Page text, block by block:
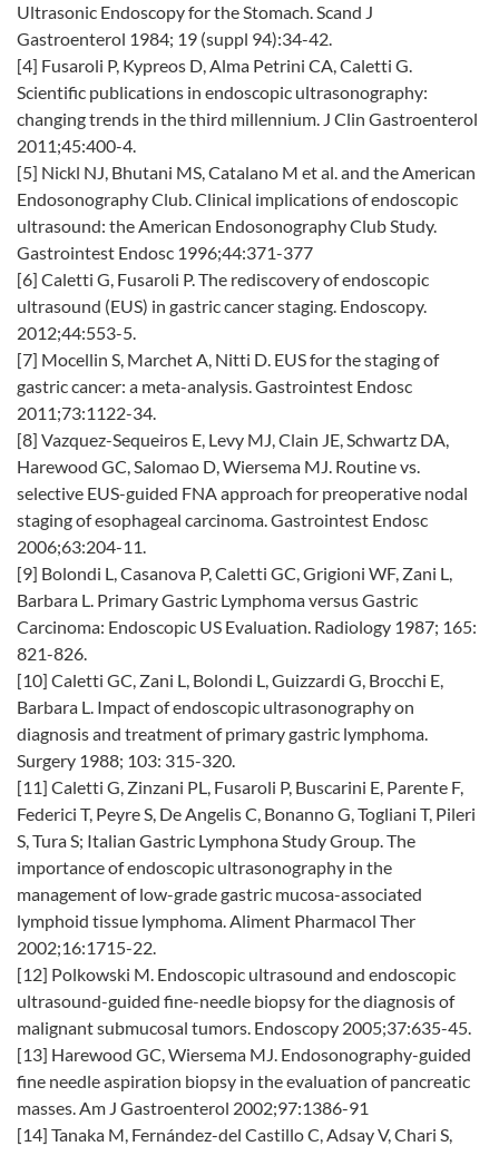
Ultrasonic Endoscopy for the Stomach. Scand J
Gastroenterol 1984; 19 (suppl 94):34-42.
[4] Fusaroli P, Kypreos D, Alma Petrini CA, Caletti G.
Scientific publications in endoscopic ultrasonography:
changing trends in the third millennium. J Clin Gastroenterol
2011;45:400-4.
[5] Nickl NJ, Bhutani MS, Catalano M et al. and the American
Endosonography Club. Clinical implications of endoscopic
ultrasound: the American Endosonography Club Study.
Gastrointest Endosc 1996;44:371-377
[6] Caletti G, Fusaroli P. The rediscovery of endoscopic
ultrasound (EUS) in gastric cancer staging. Endoscopy.
2012;44:553-5.
[7] Mocellin S, Marchet A, Nitti D. EUS for the staging of
gastric cancer: a meta-analysis. Gastrointest Endosc
2011;73:1122-34.
[8] Vazquez-Sequeiros E, Levy MJ, Clain JE, Schwartz DA,
Harewood GC, Salomao D, Wiersema MJ. Routine vs.
selective EUS-guided FNA approach for preoperative nodal
staging of esophageal carcinoma. Gastrointest Endosc
2006;63:204-11.
[9] Bolondi L, Casanova P, Caletti GC, Grigioni WF, Zani L,
Barbara L. Primary Gastric Lymphoma versus Gastric
Carcinoma: Endoscopic US Evaluation. Radiology 1987; 165:
821-826.
[10] Caletti GC, Zani L, Bolondi L, Guizzardi G, Brocchi E,
Barbara L. Impact of endoscopic ultrasonography on
diagnosis and treatment of primary gastric lymphoma.
Surgery 1988; 103: 315-320.
[11] Caletti G, Zinzani PL, Fusaroli P, Buscarini E, Parente F,
Federici T, Peyre S, De Angelis C, Bonanno G, Togliani T, Pileri
S, Tura S; Italian Gastric Lymphona Study Group. The
importance of endoscopic ultrasonography in the
management of low-grade gastric mucosa-associated
lymphoid tissue lymphoma. Aliment Pharmacol Ther
2002;16:1715-22.
[12] Polkowski M. Endoscopic ultrasound and endoscopic
ultrasound-guided fine-needle biopsy for the diagnosis of
malignant submucosal tumors. Endoscopy 2005;37:635-45.
[13] Harewood GC, Wiersema MJ. Endosonography-guided
fine needle aspiration biopsy in the evaluation of pancreatic
masses. Am J Gastroenterol 2002;97:1386-91
[14] Tanaka M, Fernández-del Castillo C, Adsay V, Chari S,